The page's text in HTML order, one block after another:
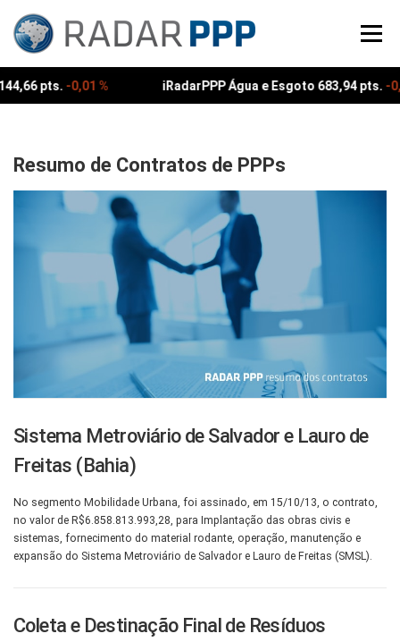
para
Menu
pts.-0,01 % iRadarPPP Água e Esgoto 683,94 pts.-
Resumo de Contratos de PPPs
Sistema Metroviário de Salvador e Lauro de
Freitas (Bahia)
No segmento Mobilidade Urbana, foi assinado, em 15/10/13, o contrato,
no valor de R$6.858.813.993,28, para Implantação das obras civis e
sistemas, fornecimento do material rodante, operação, manutenção e
expansão do Sistema Metroviário de Salvador e Lauro de Freitas (SMSL).
Coleta e Destinação Final de Resíduos